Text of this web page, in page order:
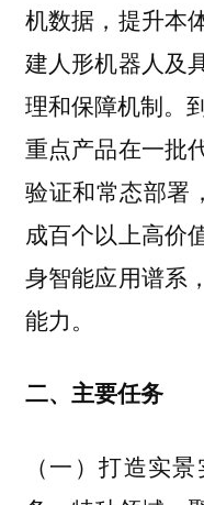
机数据，提升本
建人形机器人及
理和保障机制。
重点产品在一批
验证和常态部署
成百个以上高价
身智能应用谱系
能力。
二、主要任务
（一）打造实景